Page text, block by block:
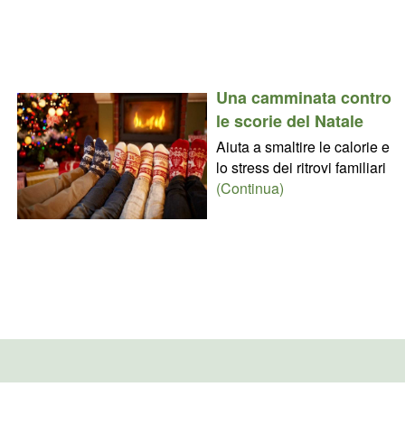
Una camminata contro
le scorie del Natale
Aiuta a smaltire le calorie e
lo stress dei ritrovi familiari
(Continua)